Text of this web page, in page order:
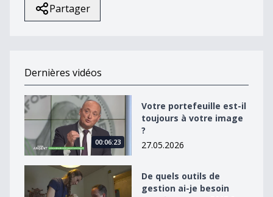
Partager
Dernières vidéos
Votre portefeuille est-il toujours à votre image ?
00:06:23
Votre portefeuille est-il
toujours à votre image
?
27.05.2026
De quels outils de gestion ai-je besoin pour lancer ma
De quels outils de
gestion ai-je besoin